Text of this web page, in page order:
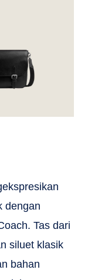
dengan
Tas dari
siluet klasik
bahan